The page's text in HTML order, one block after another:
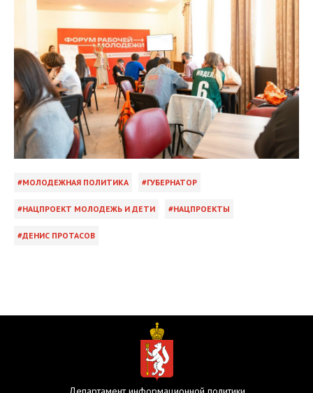
МОЛОДЕЖНАЯ ПОЛИТИКА ГУБЕРНАТОР
НАЦПРОЕКТ МОЛОДЕЖЬ И ДЕТИ НАЦПРОЕКТЫ
ДЕНИС ПРОТАСОВ